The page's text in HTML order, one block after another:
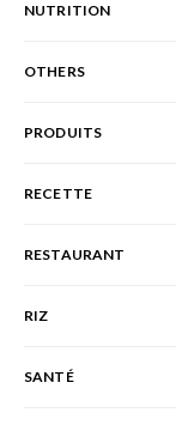
NUTRITION
OTHERS
PRODUITS
RECETTE
RESTAURANT
RIZ
SANTÉ